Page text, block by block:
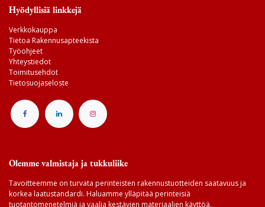
Hyödyllisiä linkkejä
Verkkokauppa
Tietoa Rakennusapteekista
Työohjeet
Yhteystiedot
Toimitusehdot
Tietosuojaseloste
Olemme valmistaja ja tukkuliike
Tavoitteemme on turvata perinteisten rakennustuotteiden saatavuus ja
korkea laatustandardi. Haluamme ylläpitää perinteisiä
tuotantomenetelmiä ja vaalia kestävien materiaalien käyttöä.